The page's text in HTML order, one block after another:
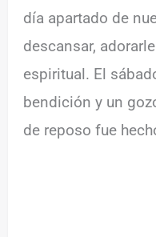
día apartado de
descansar,
espiritual. El
bendición y un
de reposo fue